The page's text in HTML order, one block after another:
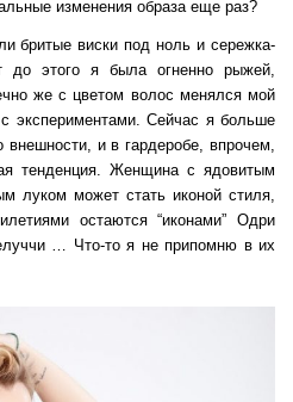
изменения образа еще раз?
бритые виски под ноль и сережка-
до этого я была огненно рыжей,
же с цветом волос менялся мой
экспериментами. Сейчас я больше
внешности, и в гардеробе, впрочем,
тенденция. Женщина с ядовитым
луком может стать иконой стиля,
остаются “иконами” Одри
… Что-то я не припомню в их